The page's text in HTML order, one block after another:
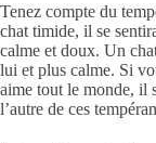
Tenez compte du
chat timide, il se
calme et doux. Un
lui et plus calme. Si
aime tout le monde, il
l’autre de ces